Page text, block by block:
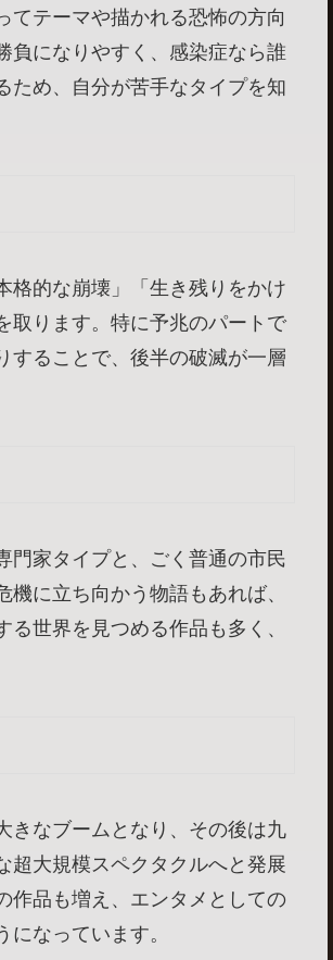
てテーマや描かれる恐怖の方向
負になりやすく、感染症なら誰
ため、自分が苦手なタイプを知
格的な崩壊」「生き残りをかけ
取ります。特に予兆のパートで
することで、後半の破滅が一層
門家タイプと、ごく普通の市民
に立ち向かう物語もあれば、
世界を見つめる作品も多く、
きなブームとなり、その後は九
超大規模スペクタクルへと発展
作品も増え、エンタメとしての
なっています。